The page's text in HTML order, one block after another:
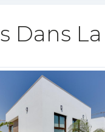
Dans